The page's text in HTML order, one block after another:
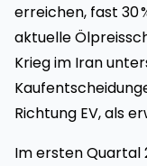
erreichen, fast 30
aktuelle
Krieg im Iran
Richtung EV, als
Im ersten Quartal